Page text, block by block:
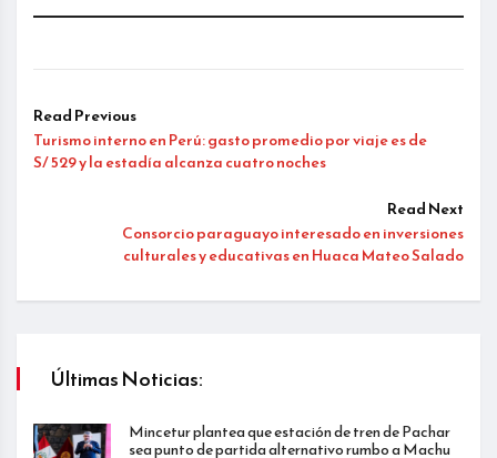
Read Previous
Turismo interno en Perú: gasto promedio por viaje es de
S/ 529 y la estadía alcanza cuatro noches
Read Next
Consorcio paraguayo interesado en inversiones
culturales y educativas en Huaca Mateo Salado
Últimas Noticias:
Mincetur plantea que estación de tren de Pachar
sea punto de partida alternativo rumbo a Machu